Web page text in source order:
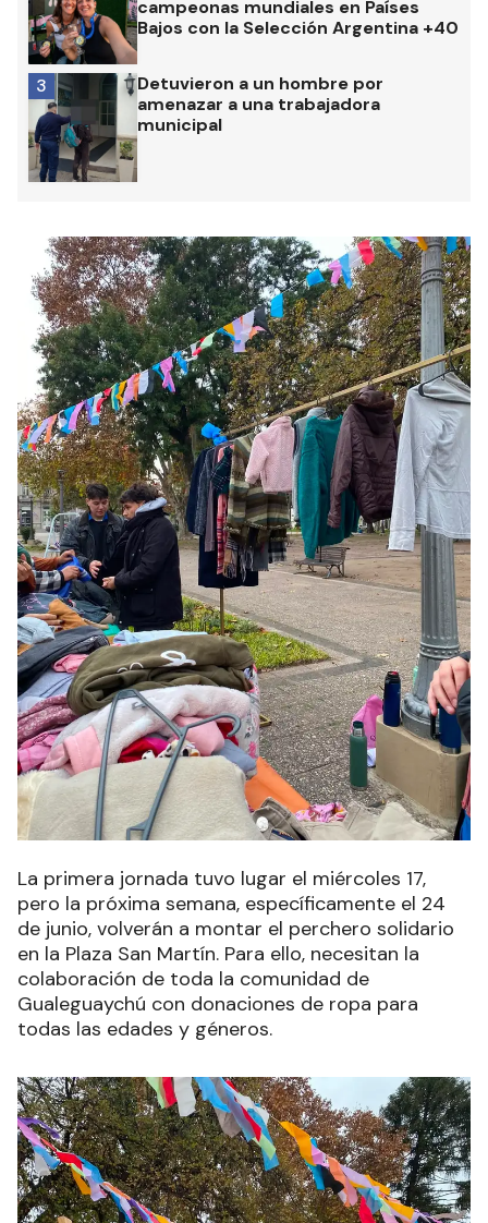
campeonas mundiales en Países
Bajos con la Selección Argentina +40
Detuvieron a un hombre por
amenazar a una trabajadora
municipal
3
La primera jornada tuvo lugar el miércoles 17,
pero la próxima semana, específicamente el 24
de junio, volverán a montar el perchero solidario
en la Plaza San Martín. Para ello, necesitan la
colaboración de toda la comunidad de
Gualeguaychú con donaciones de ropa para
todas las edades y géneros.